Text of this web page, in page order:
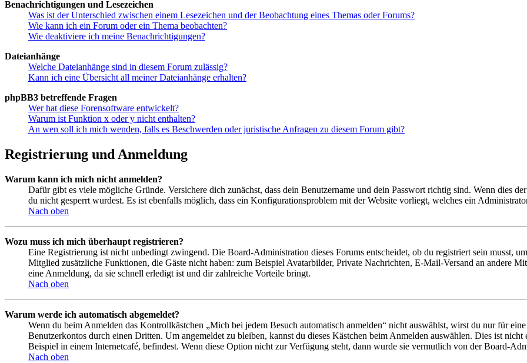
Benachrichtigungen und Lesezeichen
Was ist der Unterschied zwischen einem Lesezeichen und der Beobachtung eines Themas oder Forums?
Wie kann ich ein Forum oder ein Thema beobachten?
Wie deaktiviere ich meine Benachrichtigungen?
Dateianhänge
Welche Dateianhänge sind in diesem Forum zulässig?
Kann ich eine Übersicht all meiner Dateianhänge erhalten?
phpBB3 betreffende Fragen
Wer hat diese Forensoftware entwickelt?
Warum ist Funktion x oder y nicht enthalten?
An wen soll ich mich wenden, falls es Beschwerden oder juristische Anfragen zu diesem Forum gibt?
Registrierung und Anmeldung
Warum kann ich mich nicht anmelden?
Dafür gibt es viele mögliche Gründe. Versichere dich zunächst, dass dein Benutzername und dein Passwort richtig sind. Wenn dies
du nicht gesperrt wurdest. Es ist ebenfalls möglich, dass ein Konfigurationsproblem mit der Website vorliegt, welches ein
Nach oben
Wozu muss ich mich überhaupt registrieren?
Eine Registrierung ist nicht unbedingt zwingend. Die Board-Administration dieses Forums entscheidet, ob du registriert sein musst,
Mitglied zusätzliche Funktionen, die Gäste nicht haben: zum Beispiel Avatarbilder, Private Nachrichten, E-Mail-Versand an andere
eine Anmeldung, da sie schnell erledigt ist und dir zahlreiche Vorteile bringt.
Nach oben
Warum werde ich automatisch abgemeldet?
Wenn du beim Anmelden das Kontrollkästchen „Mich bei jedem Besuch automatisch anmelden“ nicht auswählst, wirst du nur für
Benutzerkontos durch einen Dritten. Um angemeldet zu bleiben, kannst du dieses Kästchen beim Anmelden auswählen. Dies ist
Beispiel in einem Internetcafé, befindest. Wenn diese Option nicht zur Verfügung steht, dann wurde sie vermutlich von der Board-
Nach oben